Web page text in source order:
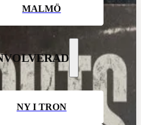
MALMÖ
NY I TRON